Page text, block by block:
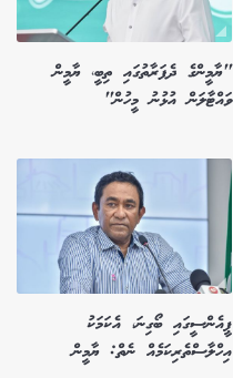
"ޔާމީންގެ ދެފަރާތުގައި ތިބީ، ޔާމީން
ވައްޓާލަން އުޅުނު މީހުން"
ޕީއެންސީގައި ބޯގިނަ، އެކަމަކު
އިހްލާސްތެރިކަމެއް ނެތް: ޔާމީން